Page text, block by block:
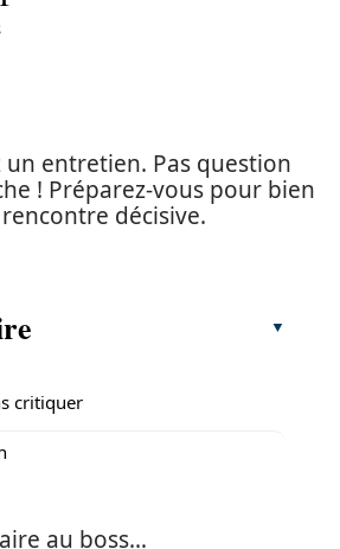
un entretien. Pas question
! Préparez-vous pour bien
décisive.
critiquer
au boss…